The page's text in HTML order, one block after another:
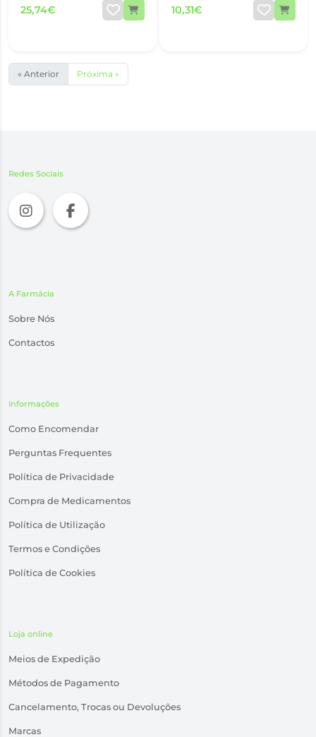
25,74€ 10,31€
« Anterior Próxima »
Redes Sociais
A Farmácia
Sobre Nós
Contactos
Informações
Como Encomendar
Perguntas Frequentes
Política de Privacidade
Compra de Medicamentos
Política de Utilização
Termos e Condições
Política de Cookies
Loja online
Meios de Expedição
Métodos de Pagamento
Cancelamento, Trocas ou Devoluções
Marcas